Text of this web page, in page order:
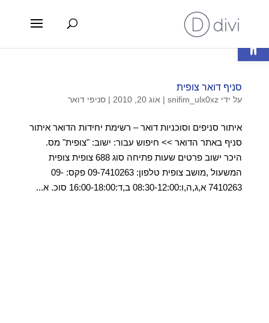
סניף דואר צופית
על ידי snifim_ulx0xz
| אוג 20, 2010 | סניפי דואר
איתור סניפים וסוכניות דואר – רשימת יחידות הדואר איתור
סניף באתר הדואר >> חיפוש עבור: ישוב: "צופית" מס.
היכר ישוב פרטים שעות פתיחה סוג 688 צופית צופית
המשעול ,מושב צופית טלפון: 09-7410263 פקס: 09-
7410263 א,ג,ה,ו:08:30-12:00 ב,ד:16:00-18:00 סוכ. א...
פתח סרגל נגישות